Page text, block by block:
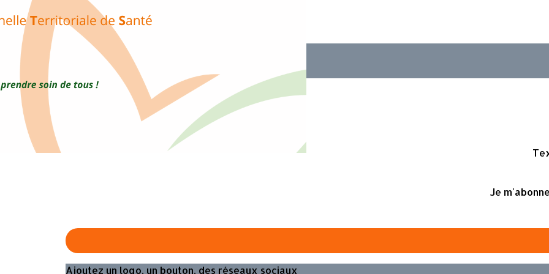
Exporter les lignes sélectionnées
Exporter toutes les colonnes
Exporter uniquement les colonnes affichées
?>
Images de la page d'accueil
Je
Ajoutez un logo, un bouton, des réseaux sociaux